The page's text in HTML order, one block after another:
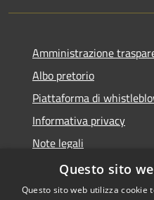
Amministrazione
Albo pretorio
Piattaforma di
Informativa privacy
Note legali
Dichiarazione di
Questo sito
Questo sito web utilizza